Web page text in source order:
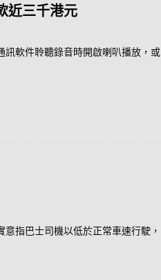
近三千港元
軟件聆聽錄音時開啟喇叭播放，或
指巴士司機以低於正常車速行駛，